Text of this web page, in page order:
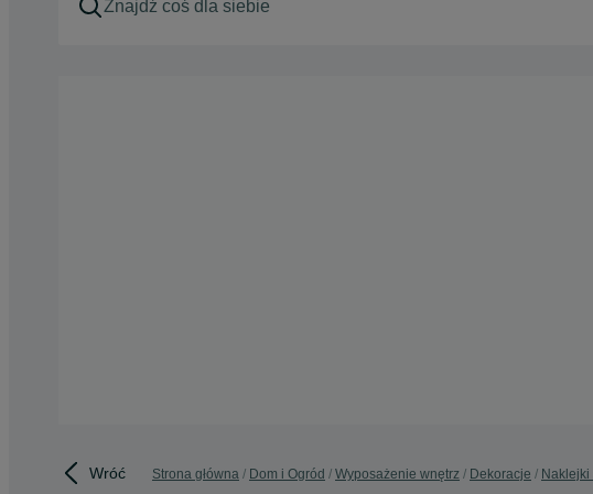
Wróć Strona główna Dom i Ogród Wyposażenie wnętrz Dekoracje